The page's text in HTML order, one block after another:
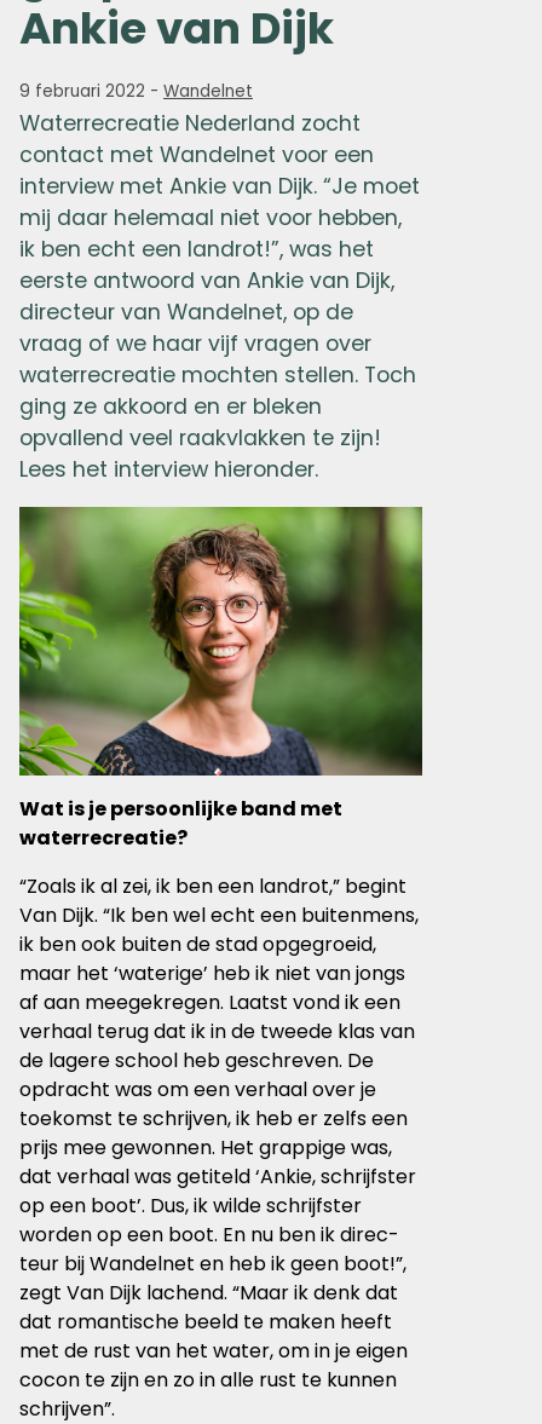
Ankie van Dijk
9 februari 2022 - Wandelnet
Waterrecreatie Nederland zocht
contact met Wandelnet voor een
interview met Ankie van Dijk. “Je moet
mij daar helemaal niet voor hebben,
ik ben echt een landrot!”, was het
eerste antwoord van Ankie van Dijk,
directeur van Wandelnet, op de
vraag of we haar vijf vragen over
waterrecreatie mochten stellen. Toch
ging ze akkoord en er bleken
opvallend veel raakvlakken te zijn!
Lees het interview hieronder.
Wat is je persoonlijke band met
waterrecreatie?
“Zoals ik al zei, ik ben een landrot,” begint
Van Dijk. “Ik ben wel echt een buitenmens,
ik ben ook buiten de stad opgegroeid,
maar het ‘waterige’ heb ik niet van jongs
af aan meegekregen. Laatst vond ik een
verhaal terug dat ik in de tweede klas van
de lagere school heb geschreven. De
opdracht was om een verhaal over je
toekomst te schrijven, ik heb er zelfs een
prijs mee gewonnen. Het grappige was,
dat verhaal was getiteld ‘Ankie, schrijfster
op een boot’. Dus, ik wilde schrijfster
worden op een boot. En nu ben ik direc­
teur bij Wandelnet en heb ik geen boot!”,
zegt Van Dijk lachend. “Maar ik denk dat
dat romantische beeld te maken heeft
met de rust van het water, om in je eigen
cocon te zijn en zo in alle rust te kunnen
schrijven”.